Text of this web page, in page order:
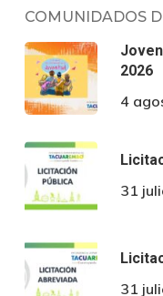
COMUNIDADOS
2026
4
31
31